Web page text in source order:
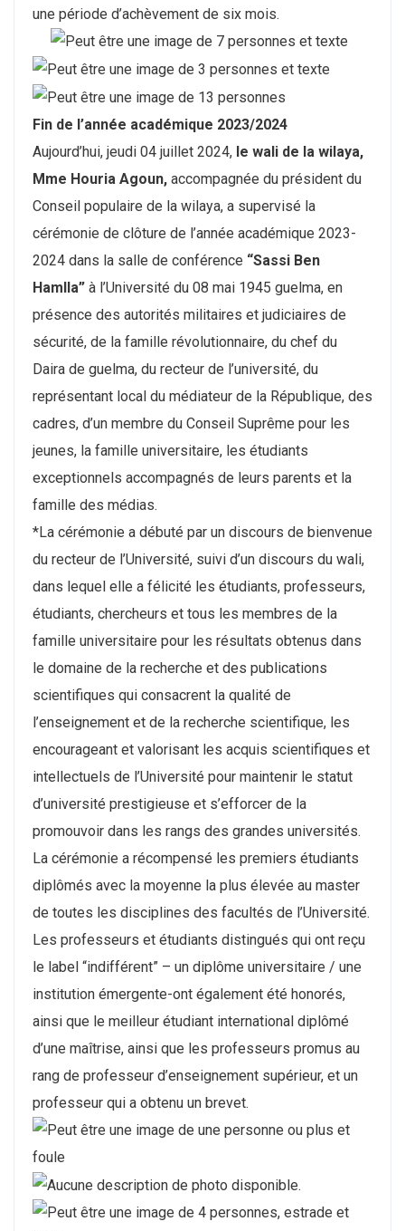
une période d’achèvement de six mois.
Fin de l’année académique 2023/2024
Aujourd’hui, jeudi 04 juillet 2024, le wali de la wilaya,
Mme Houria Agoun, accompagnée du président du
Conseil populaire de la wilaya, a supervisé la
cérémonie de clôture de l’année académique 2023-
2024 dans la salle de conférence “Sassi Ben
Hamlla” à l’Université du 08 mai 1945 guelma, en
présence des autorités militaires et judiciaires de
sécurité, de la famille révolutionnaire, du chef du
Daira de guelma, du recteur de l’université, du
représentant local du médiateur de la République, des
cadres, d’un membre du Conseil Suprême pour les
jeunes, la famille universitaire, les étudiants
exceptionnels accompagnés de leurs parents et la
famille des médias.
*La cérémonie a débuté par un discours de bienvenue
du recteur de l’Université, suivi d’un discours du wali,
dans lequel elle a félicité les étudiants, professeurs,
étudiants, chercheurs et tous les membres de la
famille universitaire pour les résultats obtenus dans
le domaine de la recherche et des publications
scientifiques qui consacrent la qualité de
l’enseignement et de la recherche scientifique, les
encourageant et valorisant les acquis scientifiques et
intellectuels de l’Université pour maintenir le statut
d’université prestigieuse et s’efforcer de la
promouvoir dans les rangs des grandes universités.
La cérémonie a récompensé les premiers étudiants
diplômés avec la moyenne la plus élevée au master
de toutes les disciplines des facultés de l’Université.
Les professeurs et étudiants distingués qui ont reçu
le label “indifférent” – un diplôme universitaire / une
institution émergente-ont également été honorés,
ainsi que le meilleur étudiant international diplômé
d’une maîtrise, ainsi que les professeurs promus au
rang de professeur d’enseignement supérieur, et un
professeur qui a obtenu un brevet.